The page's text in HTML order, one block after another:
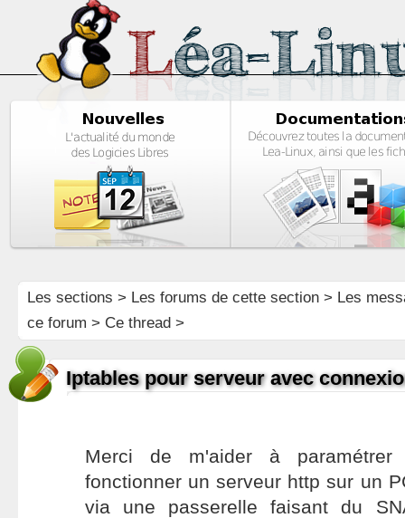
Les sections > Les forums de cette section> Les
ce forum > Ce thread >
Iptables pour serveur avec
Merci de m'aider à paramétrer
fonctionner un serveur http sur un
via une passerelle faisant du